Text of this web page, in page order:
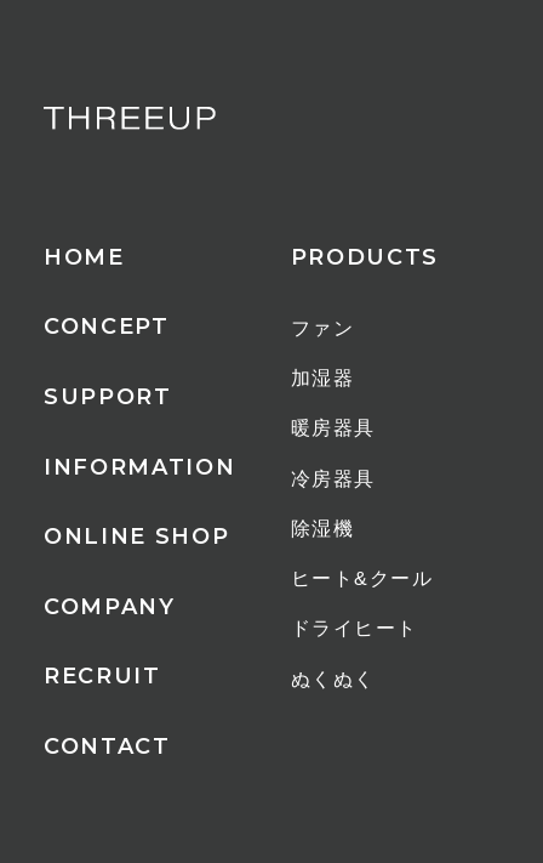
HOME
CONCEPT
SUPPORT
INFORMATION
PRODUCTS
ファン
加湿器
暖房器具
冷房器具
除湿機
ヒート&クール
ドライヒート
ぬくぬく
ONLINE SHOP
COMPANY
RECRUIT
CONTACT